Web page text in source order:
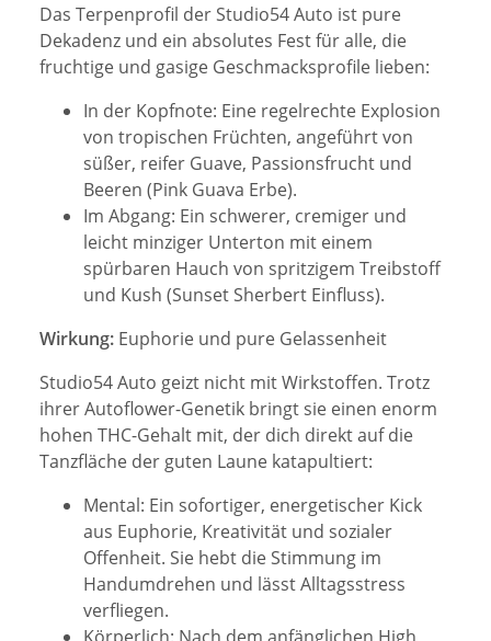
Das Terpenprofil der Studio54 Auto ist pure
Dekadenz und ein absolutes Fest für alle, die
fruchtige und gasige Geschmacksprofile lieben:
In der Kopfnote: Eine regelrechte Explosion
von tropischen Früchten, angeführt von
süßer, reifer Guave, Passionsfrucht und
Beeren (Pink Guava Erbe).
Im Abgang: Ein schwerer, cremiger und
leicht minziger Unterton mit einem
spürbaren Hauch von spritzigem Treibstoff
und Kush (Sunset Sherbert Einfluss).
Wirkung: Euphorie und pure Gelassenheit
Studio54 Auto geizt nicht mit Wirkstoffen. Trotz
ihrer Autoflower-Genetik bringt sie einen enorm
hohen THC-Gehalt mit, der dich direkt auf die
Tanzfläche der guten Laune katapultiert:
Mental: Ein sofortiger, energetischer Kick
aus Euphorie, Kreativität und sozialer
Offenheit. Sie hebt die Stimmung im
Handumdrehen und lässt Alltagsstress
verfliegen.